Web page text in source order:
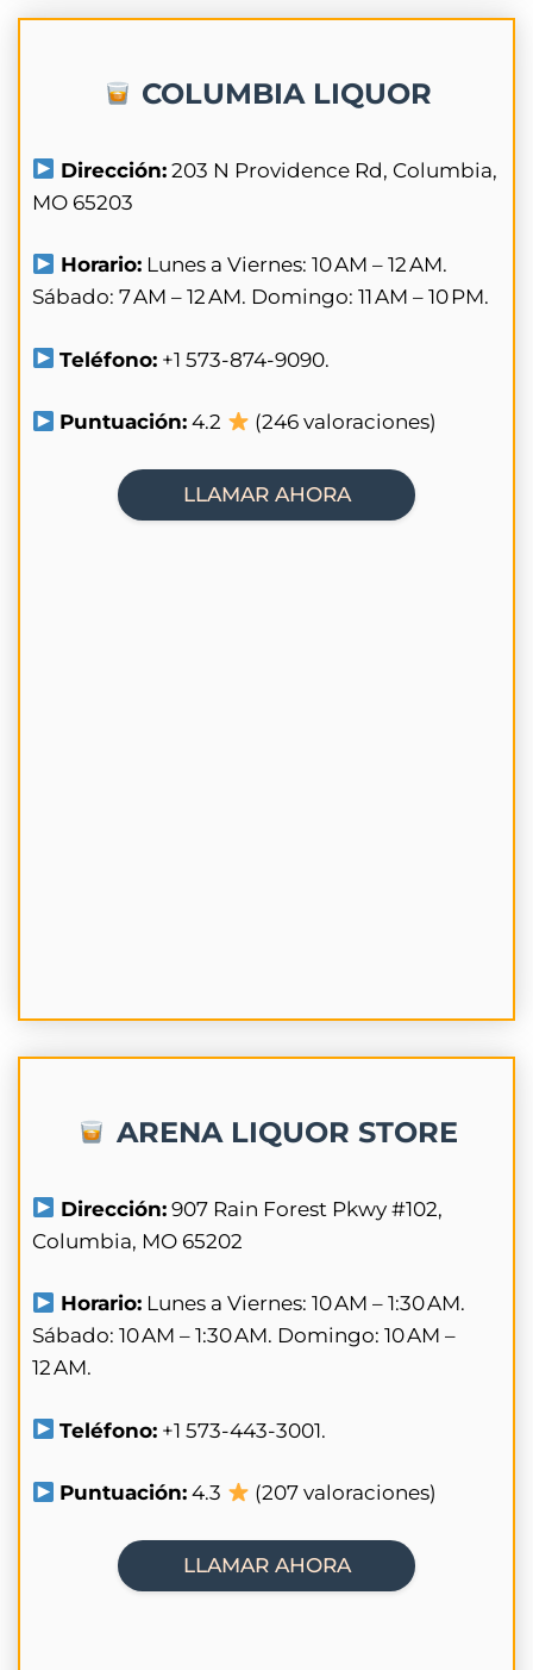
COLUMBIA LIQUOR
Dirección: 203 N Providence Rd, Columbia,
MO 65203
Horario: Lunes a Viernes: 10 AM – 12 AM.
Sábado: 7 AM – 12 AM. Domingo: 11 AM – 10 PM.
Teléfono: +1 573-874-9090.
Puntuación: 4.2 (246 valoraciones)
LLAMAR AHORA
ARENA LIQUOR STORE
Dirección: 907 Rain Forest Pkwy #102,
Columbia, MO 65202
Horario: Lunes a Viernes: 10 AM – 1:30 AM.
Sábado: 10 AM – 1:30 AM. Domingo: 10 AM –
12 AM.
Teléfono: +1 573-443-3001.
Puntuación: 4.3 (207 valoraciones)
LLAMAR AHORA